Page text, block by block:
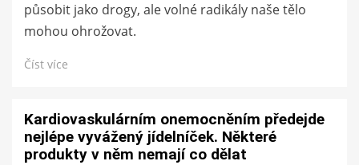
působit jako drogy, ale volné radikály naše tělo
mohou ohrožovat.
Číst více
Kardiovaskulárním onemocněním předejde
nejlépe vyvážený jídelníček. Některé
produkty v něm nemají co dělat